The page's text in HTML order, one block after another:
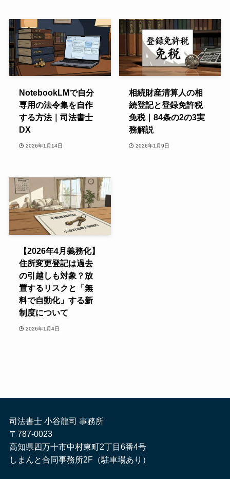
NotebookLMで自分
専用の法令集を自作
する方法｜司法書士
DX
2026年1月14日
相続財産清算人の相
続登記と登録免許税
免税｜84条の2の3実
務解説
2026年1月9日
【2026年4月義務化】
住所変更登記は過去
の引越しも対象？放
置するリスクと「無
料で自動化」する新
制度について
2026年1月4日
司法書士 小谷龍司 事務所
〒787-0023
高知県四万十市中村東町2丁目6番4号
しまんと合同事務所2F（駐車場あり）